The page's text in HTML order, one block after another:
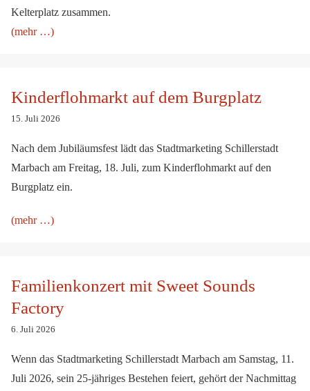
Kelterplatz zusammen.
(mehr …)
Kinderflohmarkt auf dem Burgplatz
15. Juli 2026
Nach dem Jubiläumsfest lädt das Stadtmarketing Schillerstadt
Marbach am Freitag, 18. Juli, zum Kinderflohmarkt auf den
Burgplatz ein.
(mehr …)
Familienkonzert mit Sweet Sounds
Factory
6. Juli 2026
Wenn das Stadtmarketing Schillerstadt Marbach am Samstag, 11.
Juli 2026, sein 25-jähriges Bestehen feiert, gehört der Nachmittag